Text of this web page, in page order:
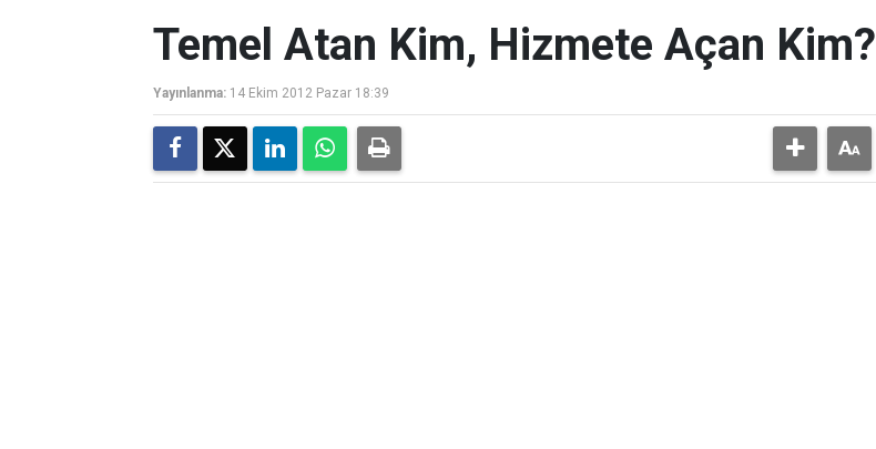
Temel Atan Kim, Hizmete Açan Kim?
Yayınlanma: 14 Ekim 2012 Pazar 18:39